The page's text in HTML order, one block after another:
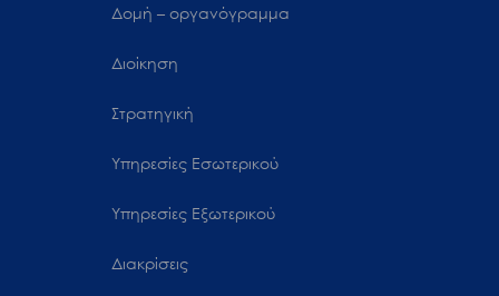
Δομή – οργανόγραμμα
Διοίκηση
Στρατηγική
Υπηρεσίες Εσωτερικού
Υπηρεσίες Εξωτερικού
Διακρίσεις